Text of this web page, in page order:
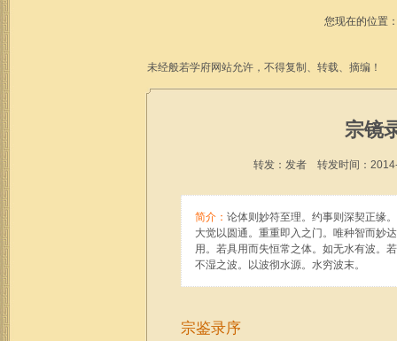
宗镜
转发：发者 转发时间：
简介： 论体则妙符至理。约事则深契正缘
大觉以圆通。重重即入之门。唯种智而妙
用。若具用而失恒常之体。如无水有波。
不湿之波。以波彻水源。水穷波末。
宗鉴录序
您现在的位置
未经般若学府网站允许，不得复制、转载、摘编！